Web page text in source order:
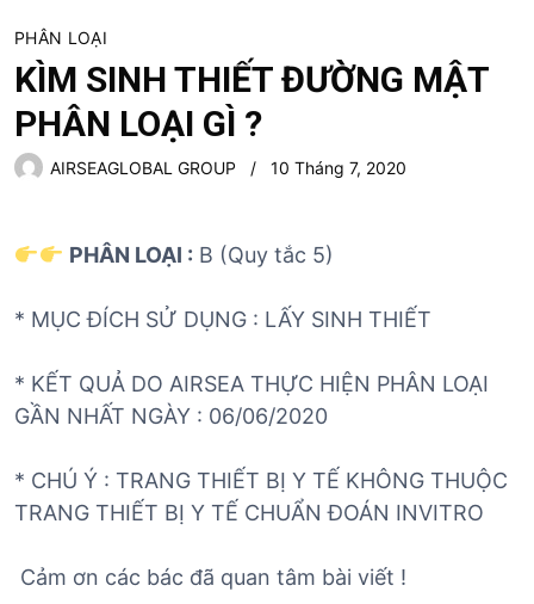
PHÂN LOẠI
KÌM SINH THIẾT ĐƯỜNG MẬT
PHÂN LOẠI GÌ ?
AIRSEAGLOBAL GROUP 10 Tháng 7, 2020
PHÂN LOẠI : B (Quy tắc 5)
* MỤC ĐÍCH SỬ DỤNG : LẤY SINH THIẾT
* KẾT QUẢ DO AIRSEA THỰC HIỆN PHÂN LOẠI
GẦN NHẤT NGÀY : 06/06/2020
* CHÚ Ý : TRANG THIẾT BỊ Y TẾ KHÔNG THUỘC
TRANG THIẾT BỊ Y TẾ CHUẨN ĐOÁN INVITRO
Cảm ơn các bác đã quan tâm bài viết !